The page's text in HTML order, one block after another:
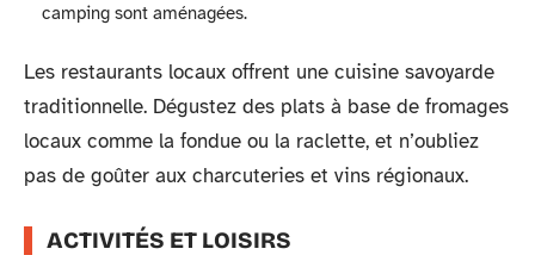
camping sont aménagées.
Les restaurants locaux offrent une cuisine savoyarde
traditionnelle. Dégustez des plats à base de fromages
locaux comme la fondue ou la raclette, et n’oubliez
pas de goûter aux charcuteries et vins régionaux.
ACTIVITÉS ET LOISIRS